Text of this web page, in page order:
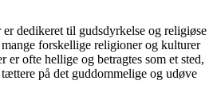
dedikeret til gudsdyrkelse og religiøse
forskellige religioner og kulturer
er ofte hellige og betragtes som et sted,
på det guddommelige og udøve